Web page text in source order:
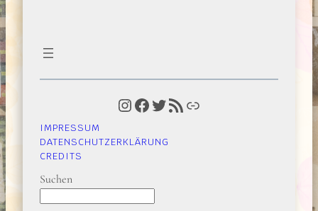
Instagram Facebook Twitter RSS-Feed Link
IMPRESSUM
DATENSCHUTZERKLÄRUNG
CREDITS
Suchen